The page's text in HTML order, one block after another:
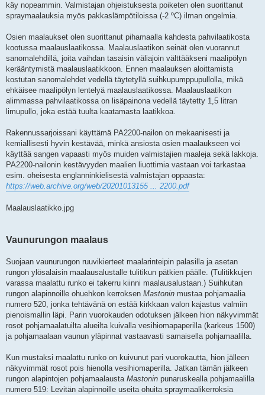
käy nopeammin. Valmistajan ohjeistuksesta poiketen olen suorittanut
spraymaalauksia myös pakkaslämpötiloissa (-2 ºC) ilman ongelmia.
Osien maalaukset olen suorittanut pihamaalla kahdesta pahvilaatikosta
kootussa maalauslaatikossa. Maalauslaatikon seinät olen vuorannut
sanomalehdillä, joita vaihdan tasaisin väliajoin välttääkseni maalipölyn
kerääntymistä maalauslaatikkoon. Ennen maalauksen aloittamista
kostutan sanomalehdet vedellä täytetyllä suihkupumppupullolla, mikä
ehkäisee maalipölyn lentelyä maalauslaatikossa. Maalauslaatikon
alimmassa pahvilaatikossa on lisäpainona vedellä täytetty 1,5 litran
limupullo, joka estää tuulta kaatamasta laatikkoa.
Rakennussarjoissani käyttämä PA2200-nailon on mekaanisesti ja
kemiallisesti hyvin kestävää, minkä ansiosta osien maalaukseen voi
käyttää sangen vapaasti myös muiden valmistajien maaleja sekä lakkoja.
PA2200-nailonin kestävyyden maalien liuottimia vastaan voi tarkastaa
esim. oheisesta englanninkielisestä valmistajan oppaasta:
https://web.archive.org/web/20201013155 ... 2200.pdf
Maalauslaatikko.jpg
Vaunurungon maalaus
Suojaan vaunurungon ruuvikierteet maalarinteipin palasilla ja asetan
rungon ylösalaisin maalausalustalle tulitikun pätkien päälle. (Tulitikkujen
varassa maalattu runko ei takerru kiinni maalausalustaan.) Suihkutan
rungon alapinnoille ohuehkon kerroksen Mastonin mustaa pohjamaalia
numero 520, jonka tehtävänä on estää kirkkaan valon kajastus valmiin
pienoismallin läpi. Parin vuorokauden odotuksen jälkeen hion näkyvimmät
rosot pohjamaalatuilta alueilta kuivalla vesihiomapaperilla (karkeus 1500)
ja pohjamaalaan vaunun yläpinnat vastaavasti samaisella pohjamaalilla.
Kun mustaksi maalattu runko on kuivunut pari vuorokautta, hion jälleen
näkyvimmät rosot pois hienolla vesihiomaperilla. Jatkan tämän jälkeen
rungon alapintojen pohjamaalausta Mastonin punaruskealla pohjamaalilla
numero 519: Levitän alapinnoille useita ohuita spraymaalikerroksia